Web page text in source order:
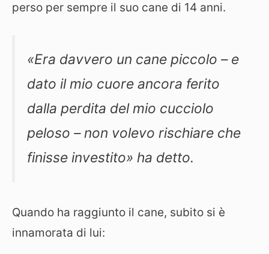
perso per sempre il suo cane di 14 anni.
«Era davvero un cane piccolo – e
dato il mio cuore ancora ferito
dalla perdita del mio cucciolo
peloso – non volevo rischiare che
finisse investito» ha detto.
Quando ha raggiunto il cane, subito si è
innamorata di lui: